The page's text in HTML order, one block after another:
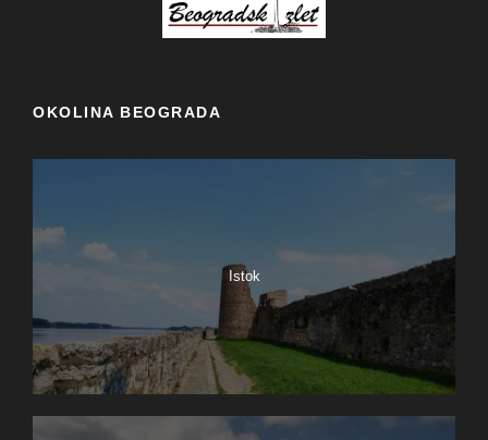
OKOLINA BEOGRADA
Istok